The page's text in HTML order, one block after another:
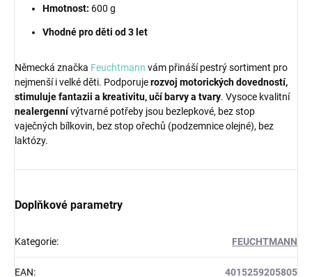
Hmotnost: 600 g
Vhodné pro děti od 3 let
Německá značka Feuchtmann vám přináší pestrý sortiment pro
nejmenší i velké děti. Podporujerozvoj motorických dovedností,
stimuluje fantazii a kreativitu, učí barvy a tvary. Vysoce kvalitní
nealergennívýtvarné potřeby jsou bezlepkové, bez stop
vaječných bílkovin, bez stop ořechů (podzemnice olejné), bez
laktózy.
Doplňkové parametry
Kategorie: FEUCHTMANN
EAN: 4015259205805